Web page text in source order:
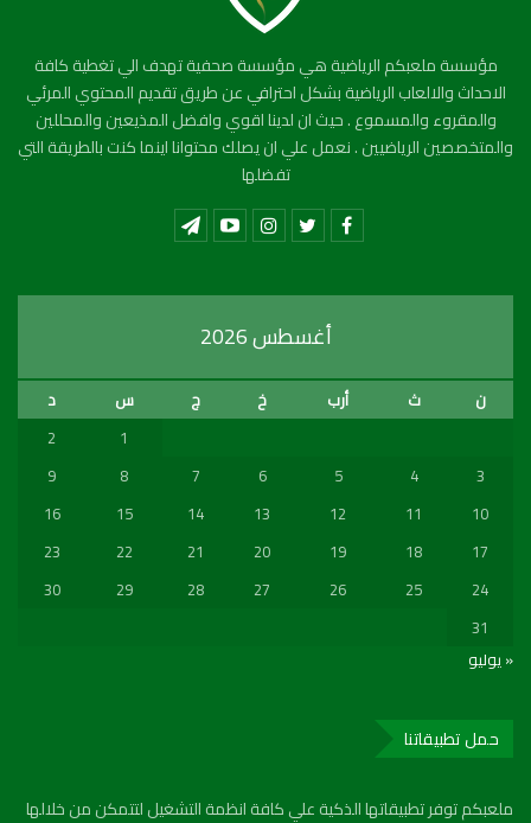
مؤسسة ملعبكم الرياضية هي مؤسسة صحفية تهدف الي تغطية كافة
الاحداث والالعاب الرياضية بشكل احترافي عن طريق تقديم المحتوي المرئي
والمقروء والمسموع . حيث ان لدينا اقوي وافضل المذيعين والمحللين
والمتخصصين الرياضيين . نعمل علي ان يصلك محتوانا اينما كنت بالطريقة التي
تفضلها
أغسطس 2026
ن ث أرب خ ج س
د
1
2
3
4
5
6
7
8
9
10
11
12
13
14
15
16
17
18
19
20
21
22
23
24
25
26
27
28
29
30
31
« يوليو
حمل تطبيقاتنا
ملعبكم توفر تطبيقاتها الذكية علي كافة انظمة التشغيل لتتمكن من خلالها